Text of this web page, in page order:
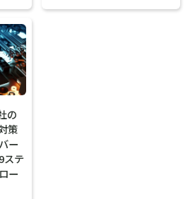
の
策
ー
ステ
ー